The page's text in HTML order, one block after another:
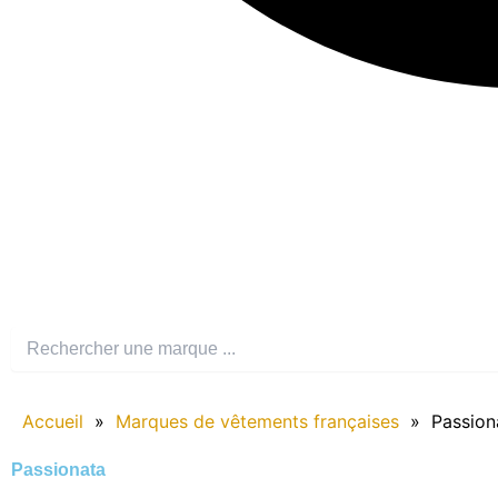
Accueil » Marques de vêtements françaises »
Passionata